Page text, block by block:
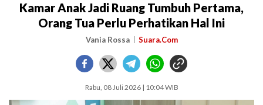
Kamar Anak Jadi Ruang Tumbuh Pertama,
Orang Tua Perlu Perhatikan Hal Ini
Vania Rossa Suara.Com
Rabu, 08 Juli 2026 | 10:04 WIB